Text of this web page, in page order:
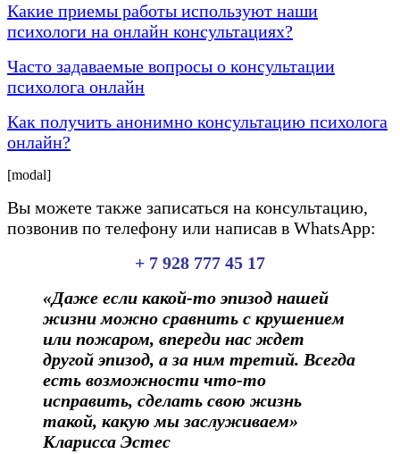
Какие приемы работы используют наши
психологи на онлайн консультациях?
Часто задаваемые вопросы о консультации
психолога онлайн
Как получить анонимно консультацию психолога
онлайн?
[modal]
Вы можете также записаться на консультацию,
позвонив по телефону или написав в WhatsApp:
+ 7 928 777 45 17
«Даже если какой-то эпизод нашей
жизни можно сравнить с крушением
или пожаром, впереди нас ждет
другой эпизод, а за ним третий. Всегда
есть возможности что-то
исправить, сделать свою жизнь
такой, какую мы заслуживаем»
Кларисса Эстес